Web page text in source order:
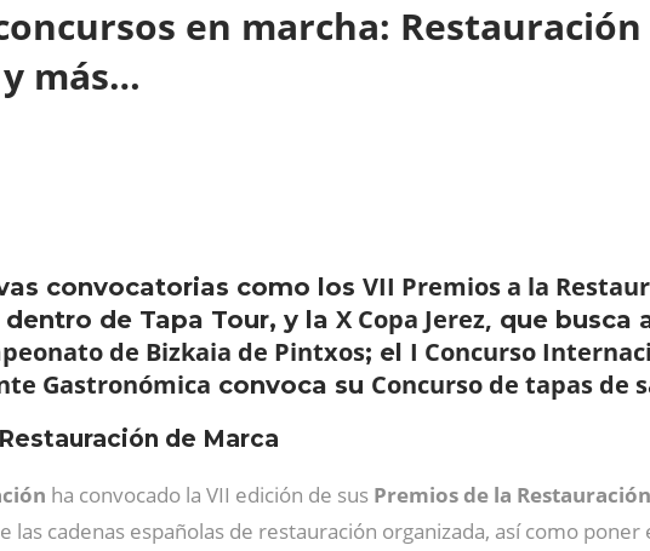
en marcha:
y más…
convocatorias como los VII Premios a la
dentro de Tapa Tour, y la X Copa Jerez, que busca
de Bizkaia de Pintxos; el I Concurso
Gastronómica convoca su Concurso de tapas de
de Marca
ha convocado la VII edición de sus Premios de la
las cadenas españolas de restauración organizada, así como